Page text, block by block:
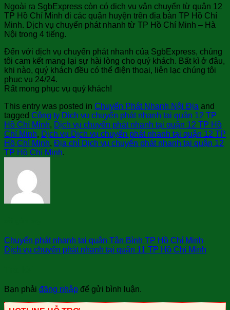
Ngoài ra SgbExpress còn có dịch vụ vận chuyển từ quận 12
TP Hồ Chí Minh đi các quận huyện trên địa bàn TP Hồ Chí
Minh. Dịch vụ chuyển phát nhanh từ TP Hồ Chí Minh – Hà
Nội trong 4 tiếng.
Đến với dịch vụ chuyển phát nhanh của SgbExpress, chúng
tôi cam kết mang lại sự hài lòng cho quý khách. Bất kì ở đâu,
khi nào, quý khách đều có thể điện thoại, liên lạc chúng tôi
phục vụ 24/24.
Rất mong phục vụ quý khách!
This entry was posted in Chuyển Phát Nhanh Nội Địa and
tagged Công ty Dịch vụ chuyển phát nhanh tại quận 12 TP
Hồ Chí Minh, Dịch vụ chuyển phát nhanh tại quận 12 TP Hồ
Chí Minh, Dịch vụ Dịch vụ chuyển phát nhanh tại quận 12 TP
Hồ Chí Minh, Địa chỉ Dịch vụ chuyển phát nhanh tại quận 12
TP Hồ Chí Minh.
Chuyển phát nhanh tại quận Tân Bình TP Hồ Chí Minh
Dịch vụ chuyển phát nhanh tại quận 11 TP Hồ Chí Minh
Bạn phải đăng nhập để gửi bình luận.